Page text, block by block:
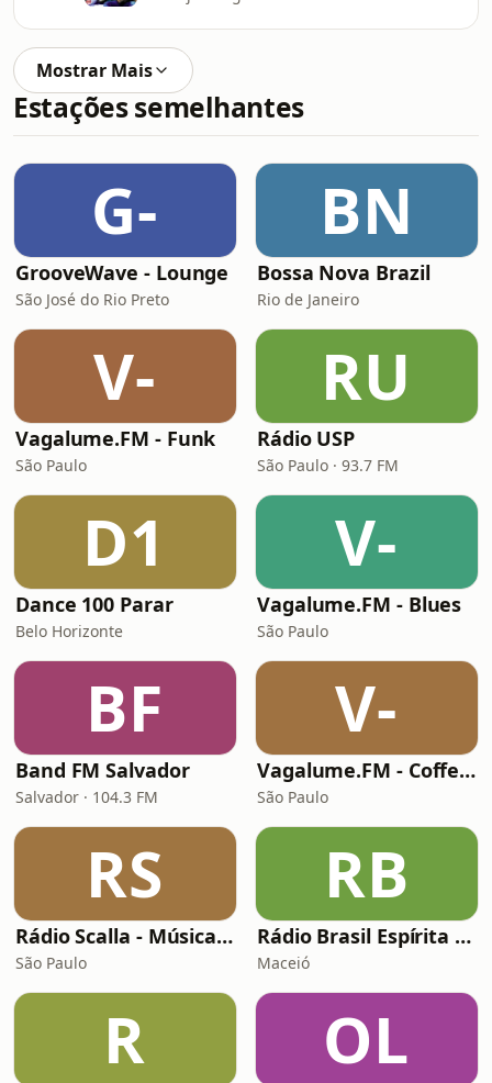
Mostrar Mais
Estações semelhantes
G-
GrooveWave - Lounge
São José do Rio Preto
BN
Bossa Nova Brazil
Rio de Janeiro
V-
Vagalume.FM - Funk
São Paulo
RU
Rádio USP
São Paulo · 93.7 FM
D1
Dance 100 Parar
Belo Horizonte
V-
Vagalume.FM - Blues
São Paulo
BF
Band FM Salvador
Salvador · 104.3 FM
V-
Vagalume.FM - Coffee Break
São Paulo
RS
Rádio Scalla - Música Brasileira
São Paulo
RB
Rádio Brasil Espírita Canal 3
Maceió
R OL